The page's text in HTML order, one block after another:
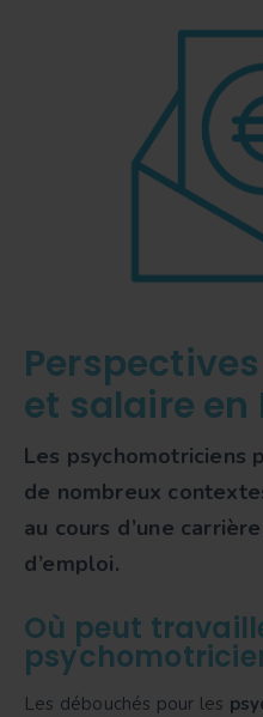
et salaire en
Les psychomotriciens
de nombreux
au cours d’une
d’emploi.
Où peut
Les débouchés pour les